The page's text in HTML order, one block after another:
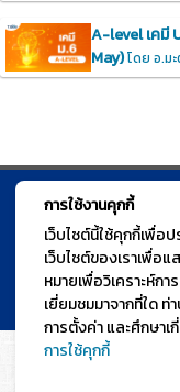
A-level เคมี
May)โดย อ.ม
การใช้งานคุกกี้
เว็บไซต์นี้ใช้คุกกี้เพื่
เว็บไซต์ของเราเพื่อ
หมายเพื่อวิเคราะห์กา
เยี่ยมชมมาจากที่ใด
การตั้งค่า และศึกษาเ
การใช้คุกกี้
© TGURU.online 2026
Square